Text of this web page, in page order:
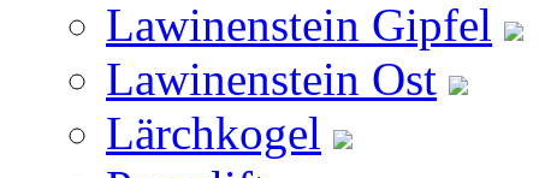
Lawinenstein Gipfel
Lawinenstein Ost
Lärchkogel